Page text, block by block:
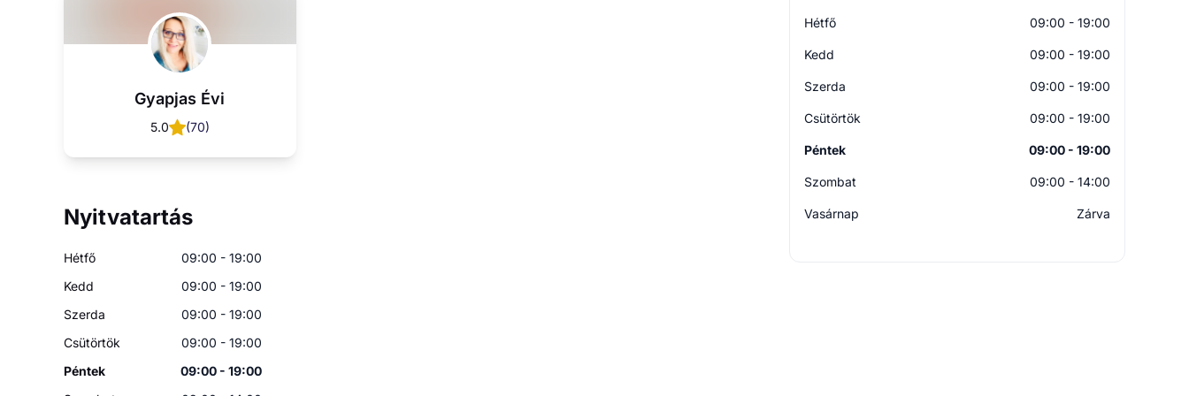
Gyapjas Évi
5.0 (70)
Nyitvatartás
Hétfő
09:00 - 19:00
Kedd
09:00 - 19:00
Szerda
09:00 - 19:00
Csütörtök
09:00 - 19:00
Péntek
09:00 - 19:00
Hétfő 09:00 - 19:00
Kedd 09:00 - 19:00
Szerda 09:00 - 19:00
Csütörtök 09:00 - 19:00
Péntek 09:00 - 19:00
Szombat 09:00 - 14:00
Vasárnap Zárva